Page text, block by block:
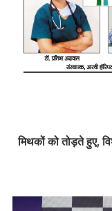
मिथकों को तोड़ते हुए,